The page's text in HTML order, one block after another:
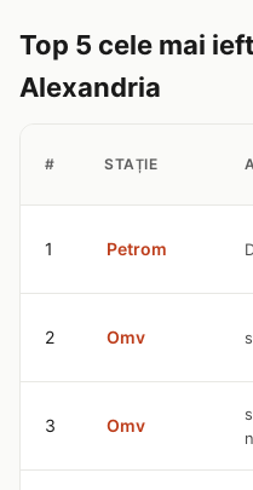
Top 5 cele mai
Alexandria
# STAȚIE
1 Petrom
2 Omv
3 Omv